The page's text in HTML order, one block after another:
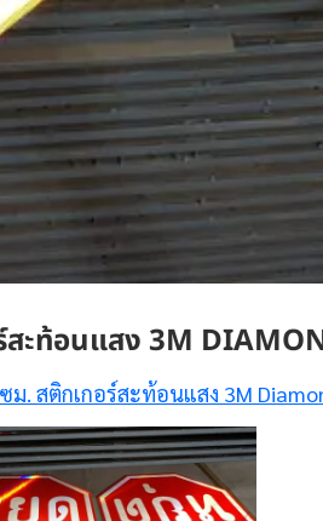
ะท้อนแสง 3M
. สติกเกอร์สะท้อนแสง 3M